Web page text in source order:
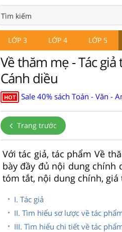
LỚP 3 LỚP 4 LỚP 5
Về thăm mẹ - Tác
Cánh diều
HOT Sale 40% sách Toán - Văn -
Trang trước
Với tác giả, tác phẩm Về
bày đầy đủ nội dung chính
tóm tắt, nội dung chính,
I. Tác giả
II. Tìm hiểu sơ lược về tác
III. Tìm hiểu chi tiết về tác